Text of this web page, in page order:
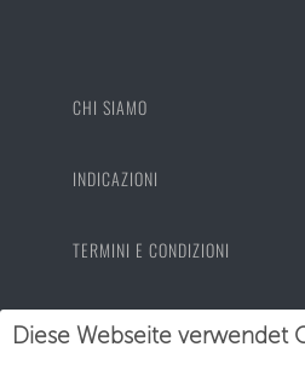
CHI SIAMO
INDICAZIONI
TERMINI E CONDIZIONI
PROTEZIONE DEI DATI
Diese Webseite verwendet